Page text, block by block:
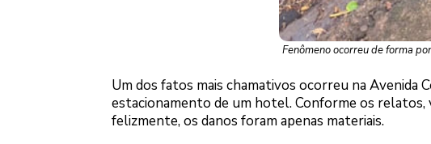
Fenômeno ocorreu de forma
Um dos fatos mais chamativos ocorreu na Avenida
estacionamento de um hotel. Conforme os
felizmente, os danos foram apenas materiais.